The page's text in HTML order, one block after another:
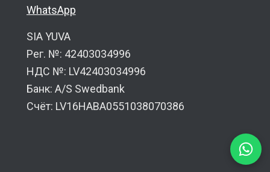
WhatsApp
SIA YUVA
Рег. №: 42403034996
НДС №: LV42403034996
Банк: A/S Swedbank
Счёт: LV16HABA0551038070386